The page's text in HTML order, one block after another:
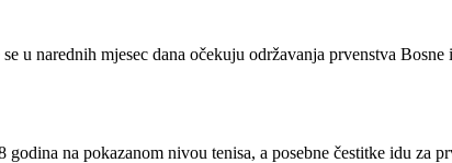
narednih mjesec dana očekuju održavanja prvenstva
na pokazanom nivou tenisa, a posebne čestitke idu